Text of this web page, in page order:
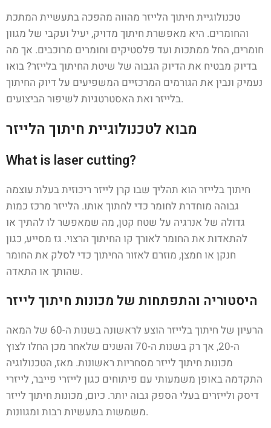
טכנולוגיית חיתוך הלייזר מהווה מהפכה בתעשיית המתכת
והחומרים. היא מאפשרת חיתוך מדויק, יעיל ועקבי של מגוון
חומרים, החל ממתכות ועד פלסטיקים וחומרים מרוכבים. אך מה
בדיוק מבטיח את הדיוק הגבוה של שיטת החיתוך בלייזר? בואו
נעמיק ונבין את הגורמים המרכזיים המשפיעים על דיוק החיתוך
בלייזר ואת האסטרטגיות לשיפור הביצועים.
מבוא לטכנולוגיית חיתוך הלייזר
What is laser cutting?
חיתוך בלייזר הוא תהליך שבו קרן לייזר ריכוזית בעלת עוצמה
גבוהה מוחדרת לחומר כדי לחתוך אותו. הלייזר מרכז כמות
גדולה של אנרגיה על שטח קטן, מה שמאפשר לו להתיך או
להתאדות את החומר לאורך קו החיתוך הרצוי. גז מסייע, כגון
חנקן או חמצן, מוזרם לאזור החיתוך כדי לסלק את החומר
שהותך או התאדה.
היסטוריה והתפתחות של מכונות חיתוך לייזר
הרעיון של חיתוך בלייזר הוצע לראשונה בשנות ה-60 של המאה
ה-20, אך רק בשנות ה-70 והשנים שלאחר מכן החלו לצוץ
מכונות חיתוך לייזר מסחריות ראשונות. מאז, הטכנולוגיה
התקדמה באופן משמעותי עם פיתוחים כגון לייזרי פייבר, לייזרי
דיסק ולייזרים בעלי הספק גבוה יותר. כיום, מכונות חיתוך לייזר
משמשות בתעשיות רבות ומגוונות.